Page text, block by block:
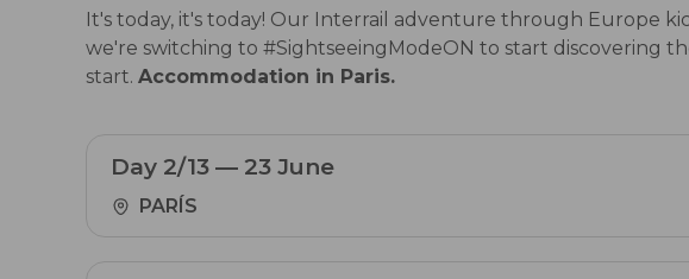
It's today, it's today! Our Interrail adventure through Europe
we're switching to #SightseeingModeON to start discovering
start. Accommodation in Paris.
Day 2/13 — 23 June
PARÍS